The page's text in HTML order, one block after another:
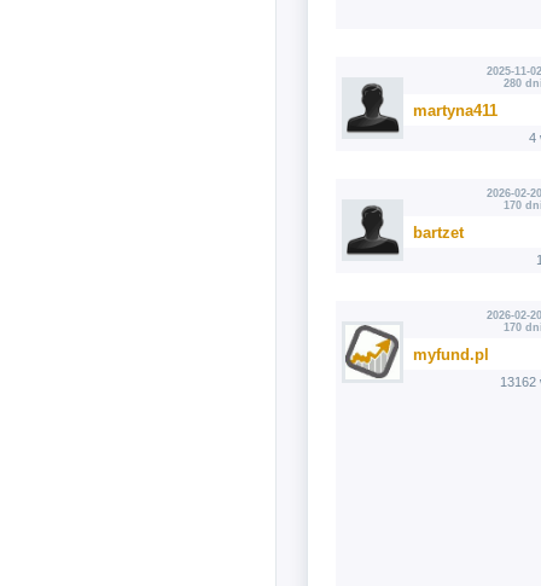
2025-11-
280
martyna411
4
2026-02-
170
bartzet
2026-02-
170
myfund.pl
13162